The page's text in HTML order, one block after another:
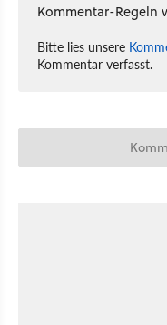
Kommentar-Regeln
Bitte lies unsere
Kommentar verfasst.